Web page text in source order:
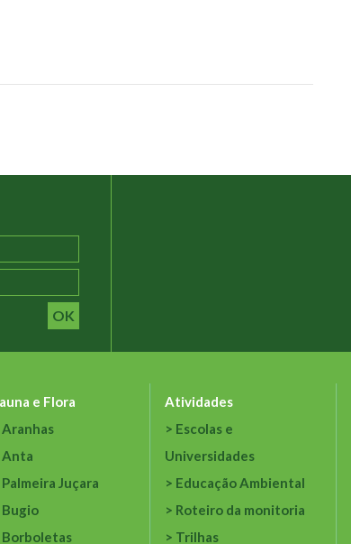
OK
e Flora
Aranhas
Anta
Palmeira Juçara
Bugio
Borboletas
Atividades
Escolas e
Universidades
Educação Ambiental
Roteiro da monitoria
Trilhas